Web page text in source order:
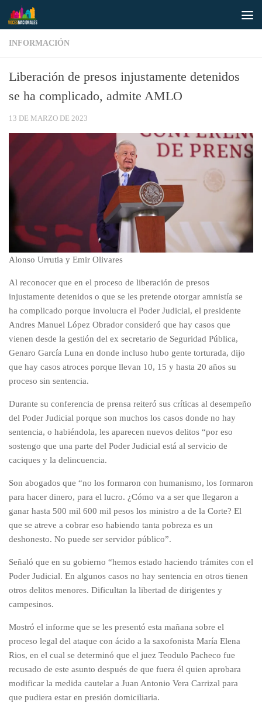
Saltar al contenido
INFORMACIÓN
Liberación de presos injustamente detenidos
se ha complicado, admite AMLO
13 DE MARZO DE 2023
Alonso Urrutia y Emir Olivares
Al reconocer que en el proceso de liberación de presos
injustamente detenidos o que se les pretende otorgar amnistía se
ha complicado porque involucra el Poder Judicial, el presidente
Andres Manuel López Obrador consideró que hay casos que
vienen desde la gestión del ex secretario de Seguridad Pública,
Genaro García Luna en donde incluso hubo gente torturada, dijo
que hay casos atroces porque llevan 10, 15 y hasta 20 años su
proceso sin sentencia.
Durante su conferencia de prensa reiteró sus críticas al desempeño
del Poder Judicial porque son muchos los casos donde no hay
sentencia, o habiéndola, les aparecen nuevos delitos “por eso
sostengo que una parte del Poder Judicial está al servicio de
caciques y la delincuencia.
Son abogados que “no los formaron con humanismo, los formaron
para hacer dinero, para el lucro. ¿Cómo va a ser que llegaron a
ganar hasta 500 mil 600 mil pesos los ministro a de la Corte? El
que se atreve a cobrar eso habiendo tanta pobreza es un
deshonesto. No puede ser servidor público”.
Señaló que en su gobierno “hemos estado haciendo trámites con el
Poder Judicial. En algunos casos no hay sentencia en otros tienen
otros delitos menores. Dificultan la libertad de dirigentes y
campesinos.
Mostró el informe que se les presentó esta mañana sobre el
proceso legal del ataque con ácido a la saxofonista María Elena
Rios, en el cual se determinó que el juez Teodulo Pacheco fue
recusado de este asunto después de que fuera él quien aprobara
modificar la medida cautelar a Juan Antonio Vera Carrizal para
que pudiera estar en presión domiciliaria.